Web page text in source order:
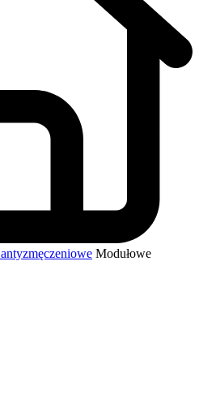
Modułowe